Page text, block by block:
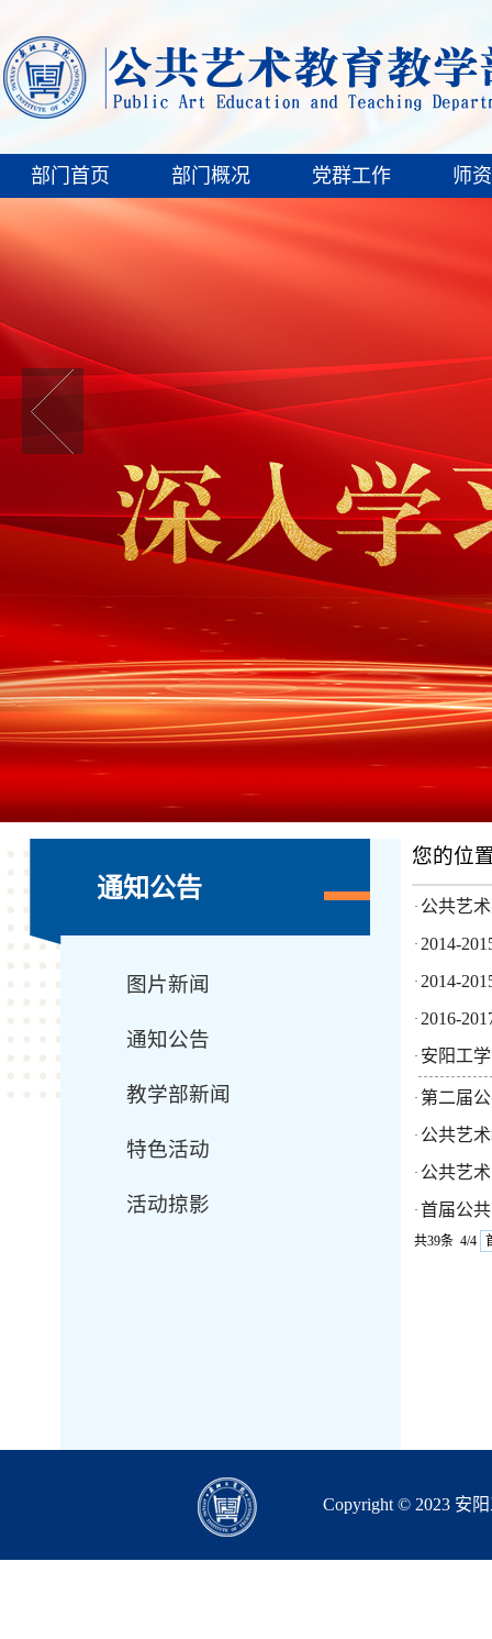
部门首页 部门概况 党群工作 师
通知公告
图片新闻
通知公告
教学部新闻
特色活动
活动掠影
您的位
· 公共艺
· 2014-
· 2014-
· 2016-
· 安阳工
· 第二届
· 公共艺
· 公共艺
· 首届公
共39条 4/4
Copyright © 2023 安